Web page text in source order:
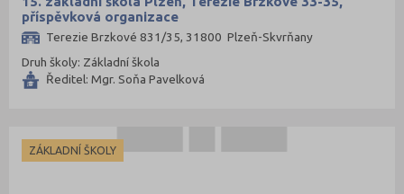
příspěvková organizace
Terezie Brzkové 831/35, 31800 Plzeň-Skvrňany
Druh školy: Základní škola
Ředitel: Mgr. Soňa Pavelková
ZÁKLADNÍ ŠKOLY